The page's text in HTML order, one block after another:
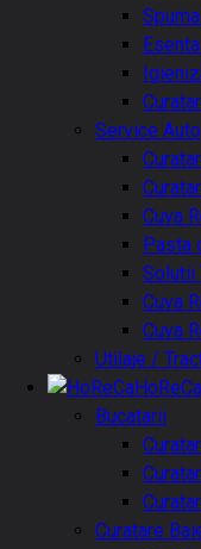
Service Auto
Cuva
Pasta
Solutii
Cuva
Cuva
Utilaje /
HoReCa
Bucatarii
Curatare